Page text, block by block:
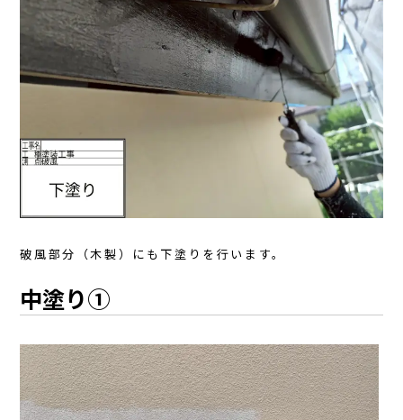
破風部分（木製）にも下塗りを行います。
中塗り①